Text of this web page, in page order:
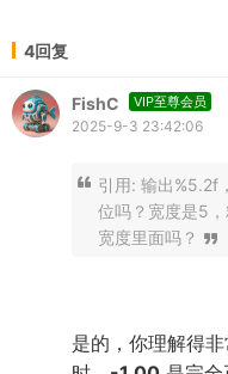
4回复
FishC VIP至尊会员
2025-9-3 23:42:06
引用: 输出%5.2f
位吗？宽度是5，
宽度里面吗？
是的，你理解得非